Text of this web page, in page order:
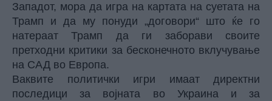
Западот, мора да игра на картата на суетата на
Трамп и да му понуди „договори“ што ќе го
натераат Трамп да ги заборави своите
претходни критики за бесконечното вклучување
на САД во Европа.
Ваквите политички игри имаат директни
последици за војната во Украина и за